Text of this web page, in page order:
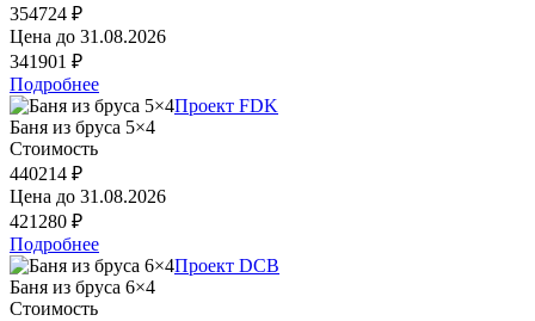
354724 ₽
Цена до 31.08.2026
341901 ₽
Подробнее
Проект FDK
Баня из бруса 5×4
Стоимость
440214 ₽
Цена до 31.08.2026
421280 ₽
Подробнее
Проект DCB
Баня из бруса 6×4
Стоимость